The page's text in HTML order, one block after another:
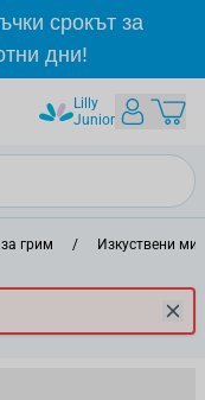
срокът за
дни!
Lilly
Junior
грим / Изкуствени